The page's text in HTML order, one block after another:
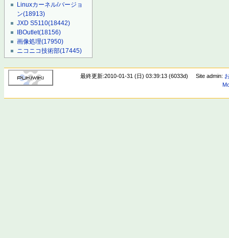
Linuxカーネル/バージョ
ン(18913)
JXD S5110(18442)
IBOutlet(18156)
画像処理(17950)
ニコニコ技術部(17445)
最終更新:2010-01-31 (日) 03:39:13 (6033d) Site admin: